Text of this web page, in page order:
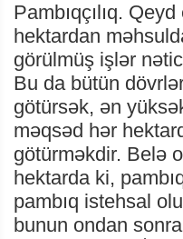
Pambıqçılıq.
hektardan
görülmüş işlər
Bu da bütün
götürsək, ən
məqsəd hər
götürməkdir. Belə
hektarda ki,
pambıq istehsal
bunun ondan